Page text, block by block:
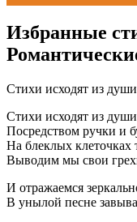
Избранные
Стихи исходят из
Стихи исходят из души
Посредством ручки и
На блеклых клеточках
Выводим мы свои
И отражаемся
В унылой песне